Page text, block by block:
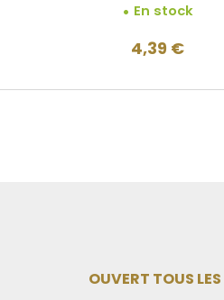
En stock
4,39 €
OUVERT TOUS